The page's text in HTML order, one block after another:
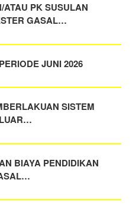
ATAU PK SUSULAN
GASAL…
JUNI 2026
SISTEM
BIAYA PENDIDIKAN